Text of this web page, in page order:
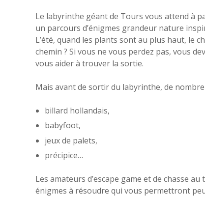
Le labyrinthe géant de Tours vous attend à
un parcours d’énigmes grandeur nature
L’été, quand les plants sont au plus haut, le
chemin ? Si vous ne vous perdez pas, vous
vous aider à trouver la sortie.
Mais avant de sortir du labyrinthe, de
billard hollandais,
babyfoot,
jeux de palets,
précipice…
Les amateurs d’escape game et de chasse
énigmes à résoudre qui vous permettront